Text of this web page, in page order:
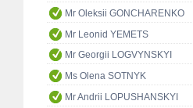
Mr Oleksii GONCHARENKO
Mr Leonid YEMETS
Mr Georgii LOGVYNSKYI
Ms Olena SOTNYK
Mr Andrii LOPUSHANSKYI